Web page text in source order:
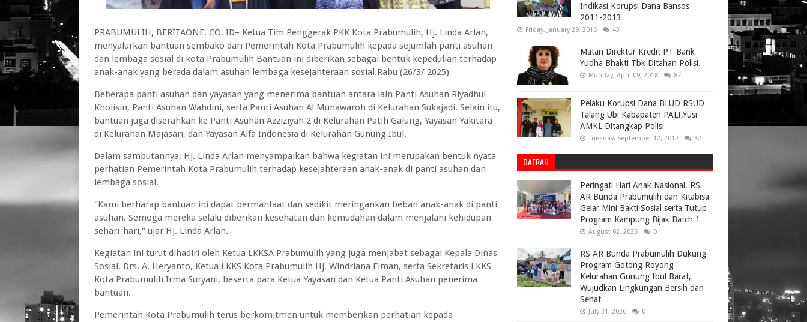
PRABUMULIH, BERITAONE. CO. ID– Ketua Tim Penggerak PKK Kota Prabumulih, Hj. Linda Arlan,
menyalurkan bantuan sembako dari Pemerintah Kota Prabumulih kepada sejumlah panti asuhan
dan lembaga sosial di kota Prabumulih Bantuan ini diberikan sebagai bentuk kepedulian terhadap
anak-anak yang berada dalam asuhan lembaga kesejahteraan sosial.Rabu (26/3/ 2025)
Beberapa panti asuhan dan yayasan yang menerima bantuan antara lain Panti Asuhan Riyadhul
Kholisin, Panti Asuhan Wahdini, serta Panti Asuhan Al Munawaroh di Kelurahan Sukajadi. Selain itu,
bantuan juga diserahkan ke Panti Asuhan Azziziyah 2 di Kelurahan Patih Galung, Yayasan Yakitara
di Kelurahan Majasari, dan Yayasan Alfa Indonesia di Kelurahan Gunung Ibul.
Dalam sambutannya, Hj. Linda Arlan menyampaikan bahwa kegiatan ini merupakan bentuk nyata
perhatian Pemerintah Kota Prabumulih terhadap kesejahteraan anak-anak di panti asuhan dan
lembaga sosial.
"Kami berharap bantuan ini dapat bermanfaat dan sedikit meringankan beban anak-anak di panti
asuhan. Semoga mereka selalu diberikan kesehatan dan kemudahan dalam menjalani kehidupan
sehari-hari," ujar Hj. Linda Arlan.
Kegiatan ini turut dihadiri oleh Ketua LKKSA Prabumulih yang juga menjabat sebagai Kepala Dinas
Sosial, Drs. A. Heryanto, Ketua LKKS Kota Prabumulih Hj. Windriana Elman, serta Sekretaris LKKS
Kota Prabumulih Irma Suryani, beserta para Ketua Yayasan dan Ketua Panti Asuhan penerima
bantuan.
Pemerintah Kota Prabumulih terus berkomitmen untuk memberikan perhatian kepada
Indikasi Korupsi Dana Bansos
2011-2013
Friday, January 29, 2016 43
Matan Direktur Kredit PT Bank
Yudha Bhakti Tbk Ditahan Polisi.
Monday, April 09, 2018 87
Pelaku Korupsi Dana BLUD RSUD
Talang Ubi Kabapaten PALI,Yusi
AMKL Ditangkap Polisi
Tuesday, September 12, 2017 32
DAERAH
Peringati Hari Anak Nasional, RS
AR Bunda Prabumulih dan Kitabisa
Gelar Mini Bakti Sosial serta Tutup
Program Kampung Bijak Batch 1
August 02, 2026 0
RS AR Bunda Prabumulih Dukung
Program Gotong Royong
Kelurahan Gunung Ibul Barat,
Wujudkan Lingkungan Bersih dan
Sehat
July 31, 2026 0